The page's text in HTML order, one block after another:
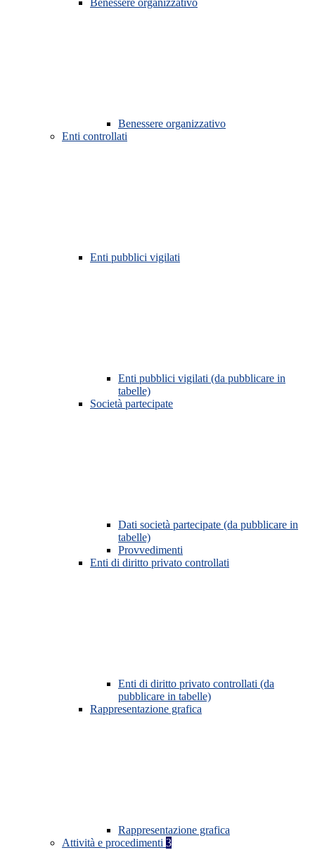
Benessere organizzativo
Benessere organizzativo
Enti controllati
Enti pubblici vigilati
Enti pubblici vigilati (da pubblicare in
tabelle)
Società partecipate
Dati società partecipate (da pubblicare in
tabelle)
Provvedimenti
Enti di diritto privato controllati
Enti di diritto privato controllati (da
pubblicare in tabelle)
Rappresentazione grafica
Rappresentazione grafica
Attività e procedimenti 3